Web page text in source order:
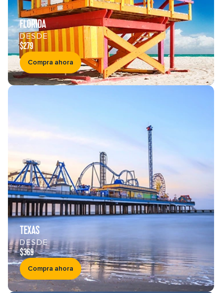
FLORIDA
DESDE
$279
Compra ahora
TEXAS
DESDE
$369
Compra ahora